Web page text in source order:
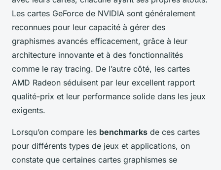
Les cartes GeForce de NVIDIA sont généralement
reconnues pour leur capacité à gérer des
graphismes avancés efficacement, grâce à leur
architecture innovante et à des fonctionnalités
comme le ray tracing. De l’autre côté, les cartes
AMD Radeon séduisent par leur excellent rapport
qualité-prix et leur performance solide dans les jeux
exigents.
Lorsqu’on compare les benchmarks de ces cartes
pour différents types de jeux et applications, on
constate que certaines cartes graphismes se